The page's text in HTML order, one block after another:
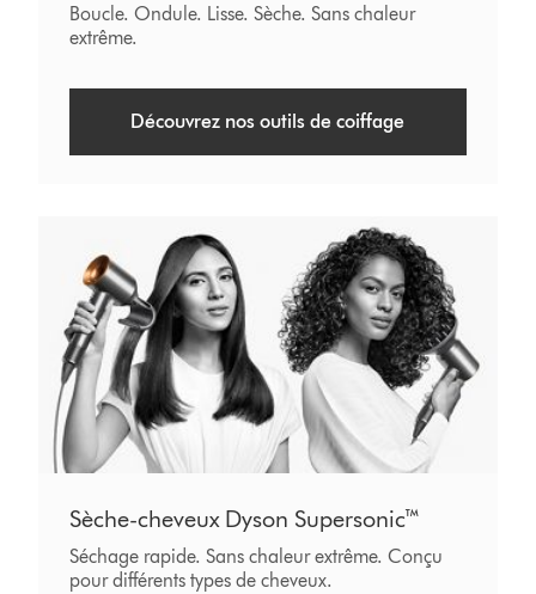
Boucle. Ondule. Lisse. Sèche. Sans chaleur
extrême.
Découvrez nos outils de coiffage
Sèche-cheveux Dyson Supersonic™
Séchage rapide. Sans chaleur extrême. Conçu
pour différents types de cheveux.